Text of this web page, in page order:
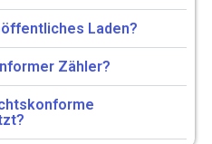
Laden?
Zähler?